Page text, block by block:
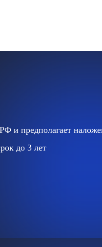
и предполагает
до 3 лет